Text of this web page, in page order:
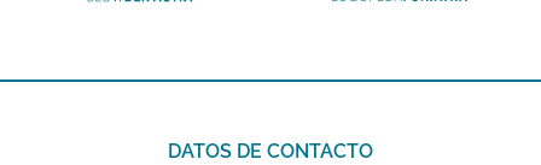
DATOS DE CONTACTO